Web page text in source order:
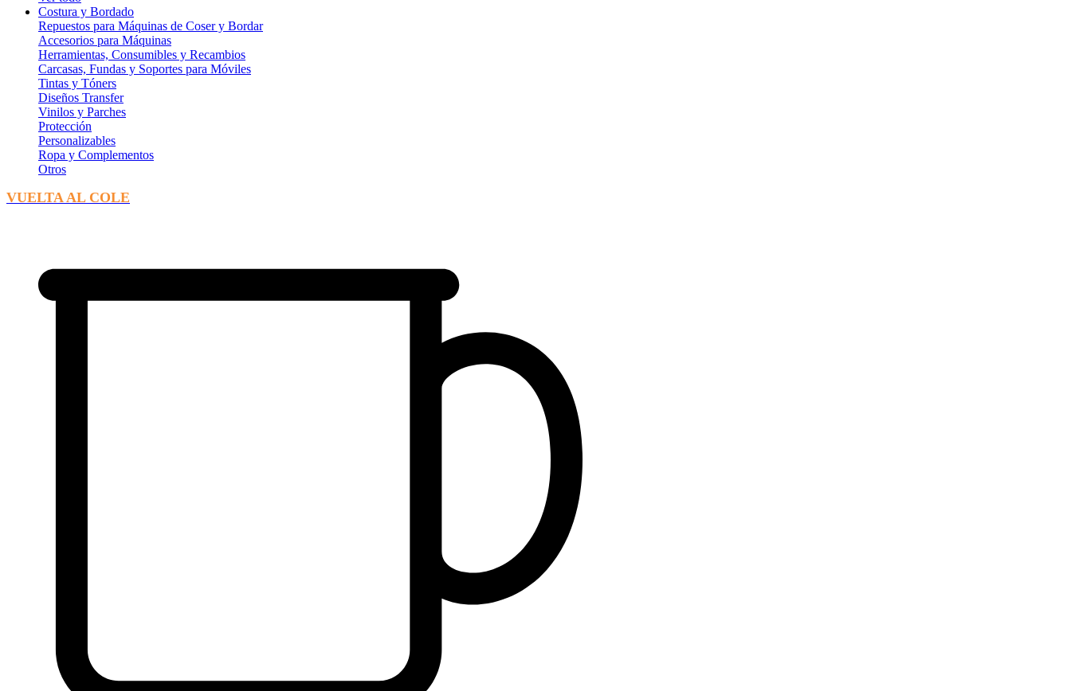
Costura y Bordado
Repuestos para Máquinas de Coser y Bordar
Accesorios para Máquinas
Herramientas, Consumibles y Recambios
Carcasas, Fundas y Soportes para Móviles
Tintas y Tóners
Diseños Transfer
Vinilos y Parches
Protección
Personalizables
Ropa y Complementos
Otros
VUELTA AL COLE